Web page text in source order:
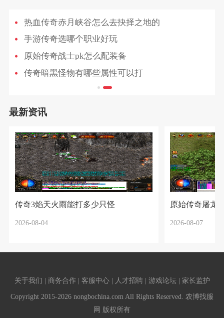
热血传奇赤月峡谷怎么去抉择之地的
手游传奇选哪个职业好玩
原始传奇战士pk怎么配装备
传奇暗黑怪物有哪些属性可以打
最新资讯
传奇3焰天火雨能打多少只怪
2026-08-04
原始传奇屠龙
2026-08-07
关于我们 | 商务合作 | 客服中心 | 人才招聘 | 游戏论坛 | 家长监护
Copyright 2015-2026 nongbochina.com All Rights Reserved. 农博找服
网 版权所有